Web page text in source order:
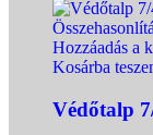
Hozzáadás a
Kosárba
Védőtalp